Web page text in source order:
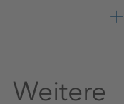
K+S
Weitere